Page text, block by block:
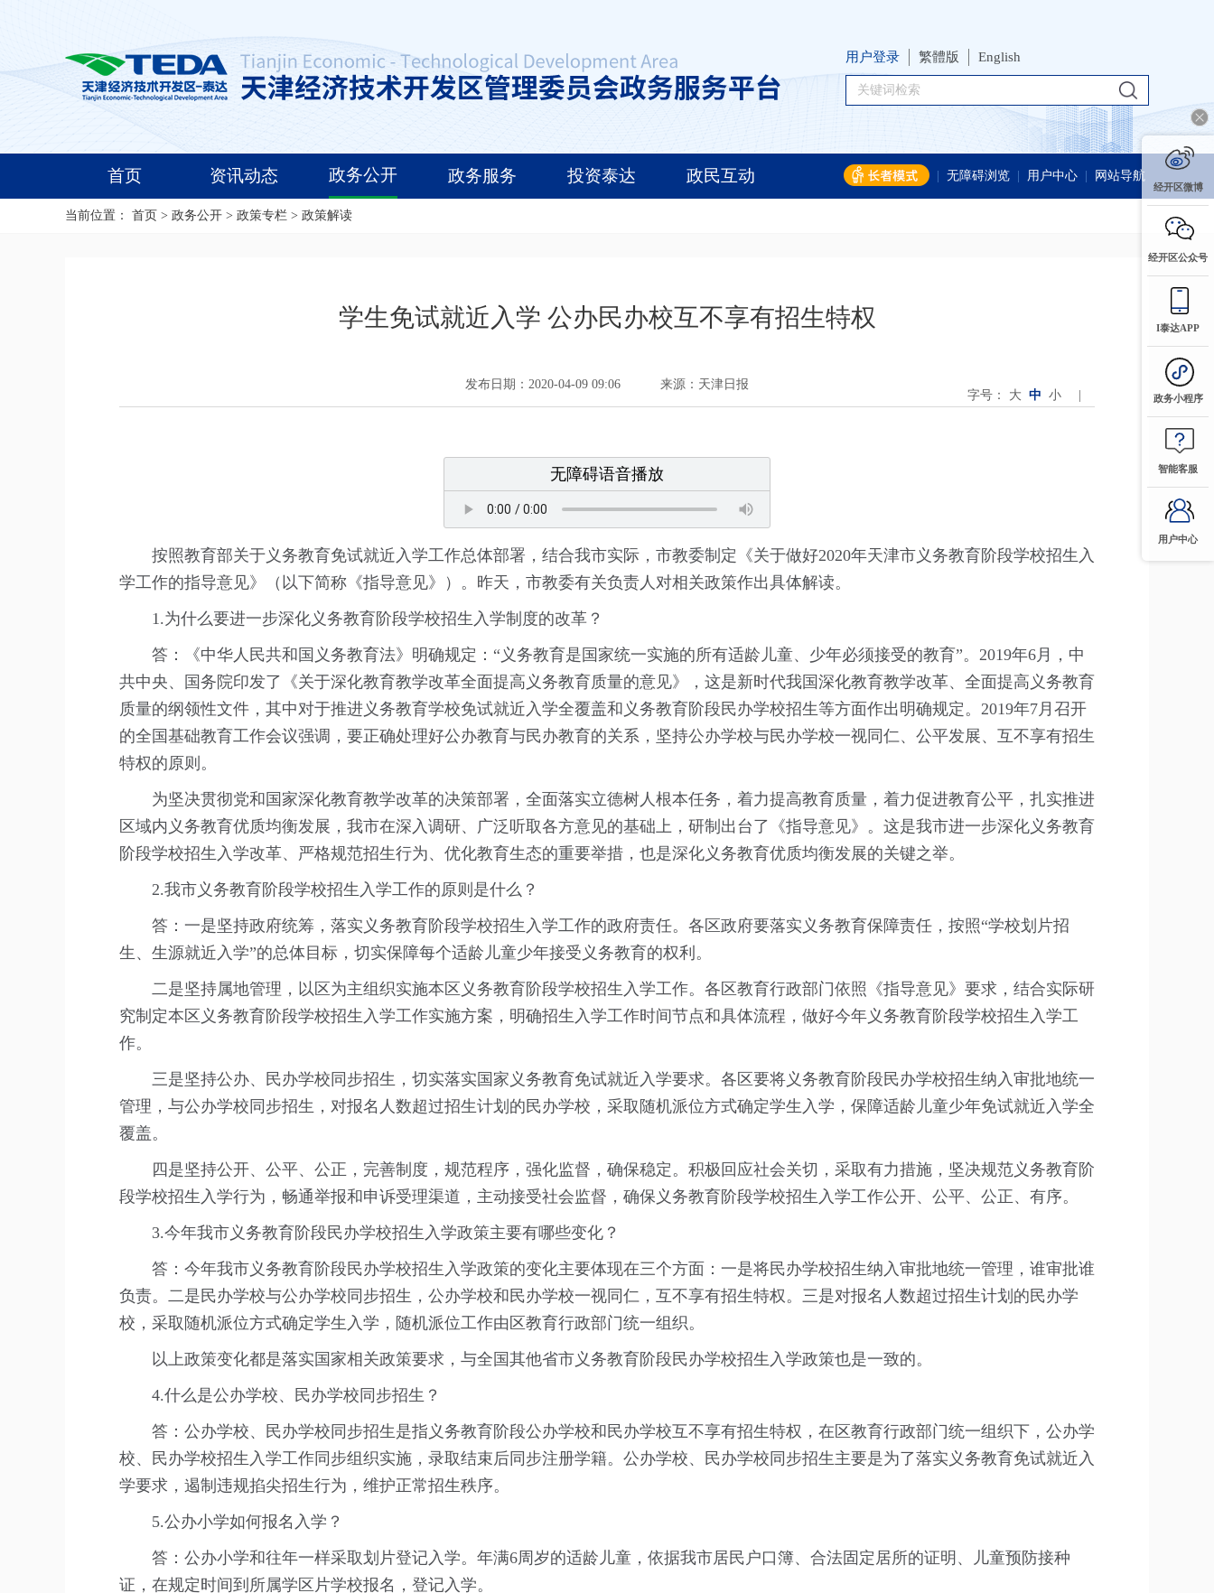
用户登录 繁體版 English
首页 资讯动态 政务公开 政务服务 投资泰达 政民互动 无障碍浏览 用户中心 网站导航
当前位置： 首页 > 政务公开 > 政策专栏 > 政策解读
学生免试就近入学 公办民办校互不享有招生特权
发布日期：2020-04-09 09:06
来源：天津日报
字号： 大 中 小
无障碍语音播放
按照教育部关于义务教育免试就近入学工作总体部署，结合我市实际，市教委制定《关于做好2020年天津市义务教育阶段学校招生入
学工作的指导意见》（以下简称《指导意见》）。昨天，市教委有关负责人对相关政策作出具体解读。
1.为什么要进一步深化义务教育阶段学校招生入学制度的改革？
答：《中华人民共和国义务教育法》明确规定：“义务教育是国家统一实施的所有适龄儿童、少年必须接受的教育”。2019年6月，中
共中央、国务院印发了《关于深化教育教学改革全面提高义务教育质量的意见》，这是新时代我国深化教育教学改革、全面提高义务教育
质量的纲领性文件，其中对于推进义务教育学校免试就近入学全覆盖和义务教育阶段民办学校招生等方面作出明确规定。2019年7月召开
的全国基础教育工作会议强调，要正确处理好公办教育与民办教育的关系，坚持公办学校与民办学校一视同仁、公平发展、互不享有招生
特权的原则。
为坚决贯彻党和国家深化教育教学改革的决策部署，全面落实立德树人根本任务，着力提高教育质量，着力促进教育公平，扎实推进
区域内义务教育优质均衡发展，我市在深入调研、广泛听取各方意见的基础上，研制出台了《指导意见》。这是我市进一步深化义务教育
阶段学校招生入学改革、严格规范招生行为、优化教育生态的重要举措，也是深化义务教育优质均衡发展的关键之举。
2.我市义务教育阶段学校招生入学工作的原则是什么？
答：一是坚持政府统筹，落实义务教育阶段学校招生入学工作的政府责任。各区政府要落实义务教育保障责任，按照“学校划片招
生、生源就近入学”的总体目标，切实保障每个适龄儿童少年接受义务教育的权利。
二是坚持属地管理，以区为主组织实施本区义务教育阶段学校招生入学工作。各区教育行政部门依照《指导意见》要求，结合实际研
究制定本区义务教育阶段学校招生入学工作实施方案，明确招生入学工作时间节点和具体流程，做好今年义务教育阶段学校招生入学工
作。
三是坚持公办、民办学校同步招生，切实落实国家义务教育免试就近入学要求。各区要将义务教育阶段民办学校招生纳入审批地统一
管理，与公办学校同步招生，对报名人数超过招生计划的民办学校，采取随机派位方式确定学生入学，保障适龄儿童少年免试就近入学全
覆盖。
四是坚持公开、公平、公正，完善制度，规范程序，强化监督，确保稳定。积极回应社会关切，采取有力措施，坚决规范义务教育阶
段学校招生入学行为，畅通举报和申诉受理渠道，主动接受社会监督，确保义务教育阶段学校招生入学工作公开、公平、公正、有序。
3.今年我市义务教育阶段民办学校招生入学政策主要有哪些变化？
答：今年我市义务教育阶段民办学校招生入学政策的变化主要体现在三个方面：一是将民办学校招生纳入审批地统一管理，谁审批谁
负责。二是民办学校与公办学校同步招生，公办学校和民办学校一视同仁，互不享有招生特权。三是对报名人数超过招生计划的民办学
校，采取随机派位方式确定学生入学，随机派位工作由区教育行政部门统一组织。
以上政策变化都是落实国家相关政策要求，与全国其他省市义务教育阶段民办学校招生入学政策也是一致的。
4.什么是公办学校、民办学校同步招生？
答：公办学校、民办学校同步招生是指义务教育阶段公办学校和民办学校互不享有招生特权，在区教育行政部门统一组织下，公办学
校、民办学校招生入学工作同步组织实施，录取结束后同步注册学籍。公办学校、民办学校同步招生主要是为了落实义务教育免试就近入
学要求，遏制违规掐尖招生行为，维护正常招生秩序。
5.公办小学如何报名入学？
答：公办小学和往年一样采取划片登记入学。年满6周岁的适龄儿童，依据我市居民户口簿、合法固定居所的证明、儿童预防接种
证，在规定时间到所属学区片学校报名，登记入学。
经开区微博
经开区公众号
I泰达APP
政务小程序
智能客服
用户中心